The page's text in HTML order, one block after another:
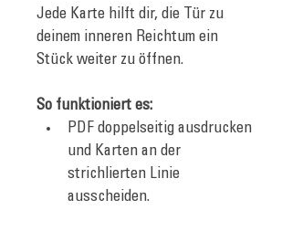
Jede Karte hilft dir, die Tür zu
deinem inneren Reichtum ein
Stück weiter zu öffnen.
So funktioniert es:
PDF doppelseitig ausdrucken
und Karten an der
strichlierten Linie
ausscheiden.